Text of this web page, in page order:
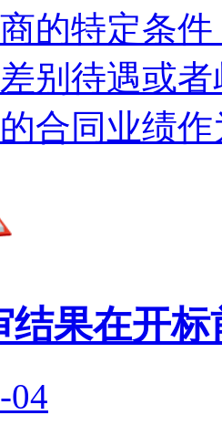
的特定条
别待遇或
合同业绩
结果在开
04